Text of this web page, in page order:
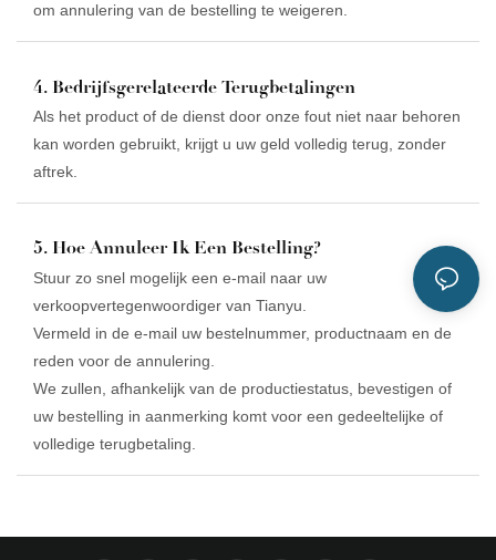
om annulering van de bestelling te weigeren.
4. Bedrijfsgerelateerde Terugbetalingen
Als het product of de dienst door onze fout niet naar behoren
kan worden gebruikt, krijgt u uw geld volledig terug, zonder
aftrek.
5. Hoe Annuleer Ik Een Bestelling?
Stuur zo snel mogelijk een e-mail naar uw
verkoopvertegenwoordiger van Tianyu.
Vermeld in de e-mail uw bestelnummer, productnaam en de
reden voor de annulering.
We zullen, afhankelijk van de productiestatus, bevestigen of
uw bestelling in aanmerking komt voor een gedeeltelijke of
volledige terugbetaling.